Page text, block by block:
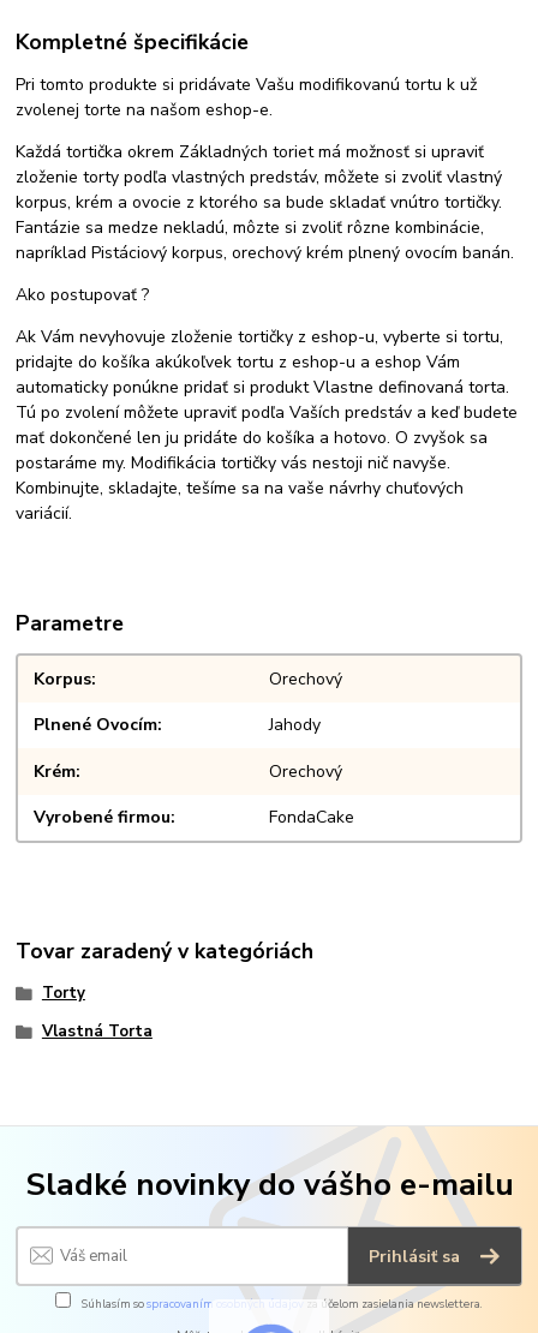
Kompletné špecifikácie
Pri tomto produkte si pridávate Vašu modifikovanú tortu k už
zvolenej torte na našom eshop-e.
Každá tortička okrem Základných toriet má možnosť si upraviť
zloženie torty podľa vlastných predstáv, môžete si zvoliť vlastný
korpus, krém a ovocie z ktorého sa bude skladať vnútro tortičky.
Fantázie sa medze nekladú, môzte si zvoliť rôzne kombinácie,
napríklad Pistáciový korpus, orechový krém plnený ovocím banán.
Ako postupovať ?
Ak Vám nevyhovuje zloženie tortičky z eshop-u, vyberte si tortu,
pridajte do košíka akúkoľvek tortu z eshop-u a eshop Vám
automaticky ponúkne pridať si produkt Vlastne definovaná torta.
Tú po zvolení môžete upraviť podľa Vaších predstáv a keď budete
mať dokončené len ju pridáte do košíka a hotovo. O zvyšok sa
postaráme my. Modifikácia tortičky vás nestoji nič navyše.
Kombinujte, skladajte, tešíme sa na vaše návrhy chuťových
variácií.
Parametre
Korpus Orechový
Plnené Ovocím Jahody
Krém Orechový
Vyrobené firmou FondaCake
Tovar zaradený v kategóriách
Torty
Vlastná Torta
Sladké novinky do vášho e-mailu
Prihlásiť sa
Súhlasím sospracovaním osobných údajov za účelom zasielania newslettera.